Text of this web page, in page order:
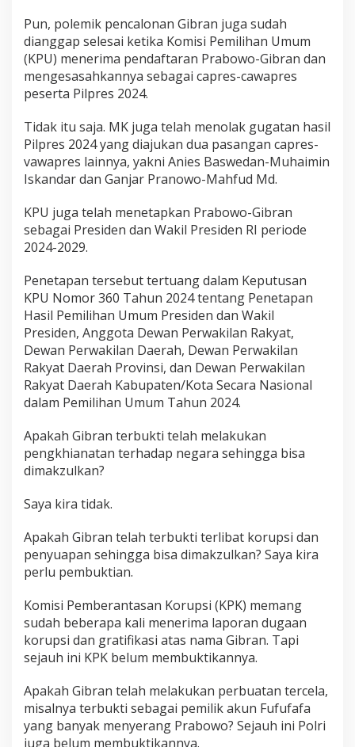
Pun, polemik pencalonan Gibran juga sudah
dianggap selesai ketika Komisi Pemilihan Umum
(KPU) menerima pendaftaran Prabowo-Gibran dan
mengesasahkannya sebagai capres-cawapres
peserta Pilpres 2024.
Tidak itu saja. MK juga telah menolak gugatan hasil
Pilpres 2024 yang diajukan dua pasangan capres-
vawapres lainnya, yakni Anies Baswedan-Muhaimin
Iskandar dan Ganjar Pranowo-Mahfud Md.
KPU juga telah menetapkan Prabowo-Gibran
sebagai Presiden dan Wakil Presiden RI periode
2024-2029.
Penetapan tersebut tertuang dalam Keputusan
KPU Nomor 360 Tahun 2024 tentang Penetapan
Hasil Pemilihan Umum Presiden dan Wakil
Presiden, Anggota Dewan Perwakilan Rakyat,
Dewan Perwakilan Daerah, Dewan Perwakilan
Rakyat Daerah Provinsi, dan Dewan Perwakilan
Rakyat Daerah Kabupaten/Kota Secara Nasional
dalam Pemilihan Umum Tahun 2024.
Apakah Gibran terbukti telah melakukan
pengkhianatan terhadap negara sehingga bisa
dimakzulkan?
Saya kira tidak.
Apakah Gibran telah terbukti terlibat korupsi dan
penyuapan sehingga bisa dimakzulkan? Saya kira
perlu pembuktian.
Komisi Pemberantasan Korupsi (KPK) memang
sudah beberapa kali menerima laporan dugaan
korupsi dan gratifikasi atas nama Gibran. Tapi
sejauh ini KPK belum membuktikannya.
Apakah Gibran telah melakukan perbuatan tercela,
misalnya terbukti sebagai pemilik akun Fufufafa
yang banyak menyerang Prabowo? Sejauh ini Polri
juga belum membuktikannya.